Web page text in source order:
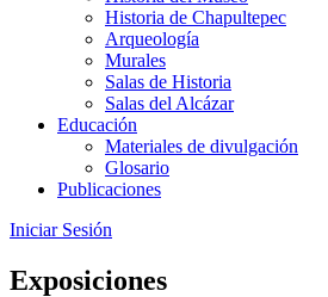
Historia de Chapultepec
Arqueología
Murales
Salas de Historia
Salas del Alcázar
Educación
Materiales de divulgación
Glosario
Publicaciones
Iniciar Sesión
Exposiciones